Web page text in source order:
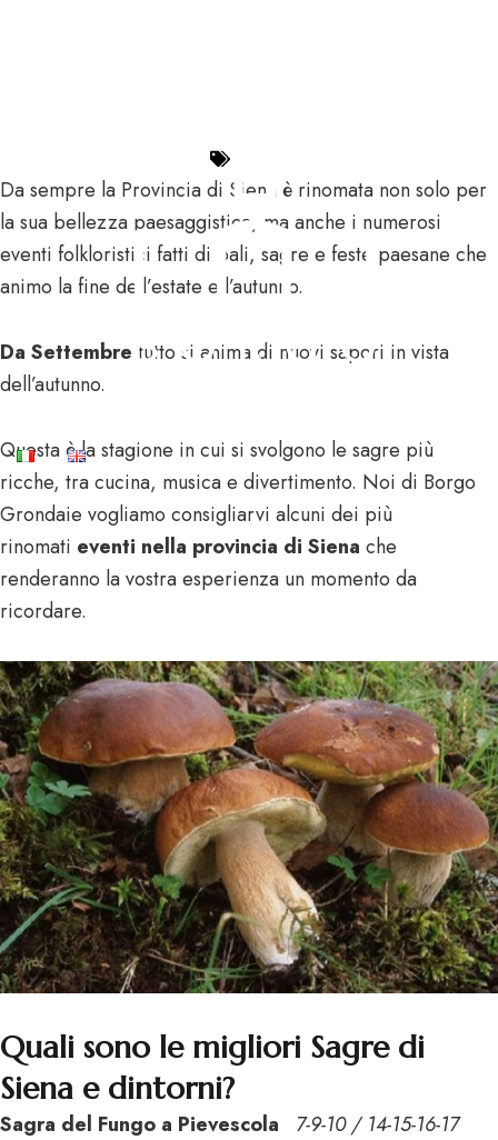
Da sempre la Provincia di Siena è rinomata non solo per
la sua bellezza paesaggistica, ma anche i numerosi
eventi folkloristici fatti di pali, sagre e feste paesane che
animo la fine dell’estate e l’autunno.
Da Settembre tutto si anima di nuovi sapori in vista
dell’autunno.
Questa è la stagione in cui si svolgono le sagre più
ricche, tra cucina, musica e divertimento. Noi di Borgo
Grondaie vogliamo consigliarvi alcuni dei più
rinomati eventi nella provincia di Siena che
renderanno la vostra esperienza un momento da
ricordare.
Quali sono le migliori Sagre di
Siena e dintorni?
Sagra del Fungo a Pievescola 7-9-10 / 14-15-16-17